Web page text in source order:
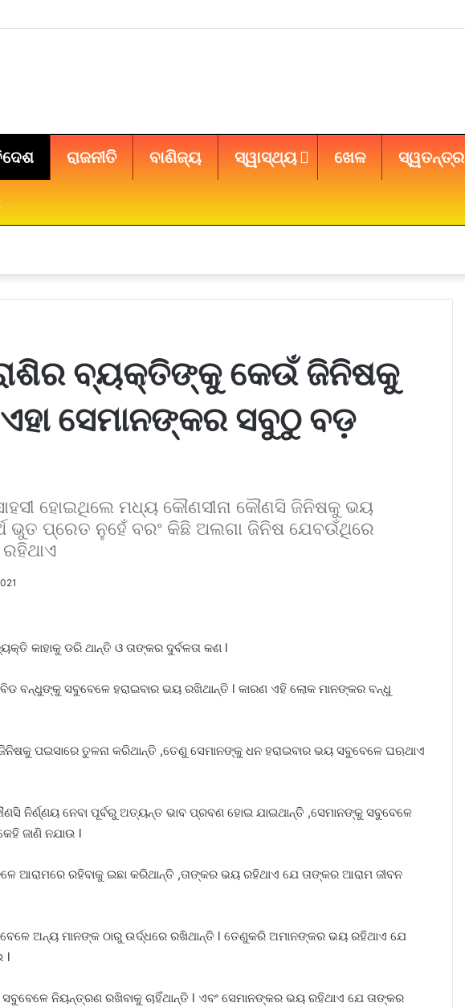
ରାଜନୀତି ବାଣିଜ୍ୟ ସ୍ୱାସ୍ଥ୍ୟ ଖେଳ ସ୍ୱତନ୍ତ୍ର
ବ୍ୟକ୍ତିଙ୍କୁ କେଉଁ ଜିନିଷକୁ
ସେମାନଙ୍କର ସବୁଠୁ ବଡ଼
ହୋଇଥିଲେ ମଧ୍ୟ କୌଣସୀନା କୌଣସି ଜିନିଷକୁ ଭୟ
ଭୁତ ପ୍ରେତ ନୁହେଁ ବରଂ କିଛି ଅଲଗା ଜିନିଷ ଯେବଉଁଥିରେ
କାହାକୁ ଡରି ଥାନ୍ତି ଓ ତାଙ୍କର ଦୁର୍ବଳତା କଣ l
ବନ୍ଧୁଙ୍କୁ ସବୁବେଳେ ହରାଇବାର ଭୟ ରଖିଥାନ୍ତି l କାରଣ ଏହି ଲୋକ ମାନଙ୍କର ବନ୍ଧୁ
ପଇସାରେ ତୁଳନା କରିଥାନ୍ତି ,ତେଣୁ ସେମାନଙ୍କୁ ଧନ ହରାଇବାର ଭୟ ସବୁବେଳେ ଘଋଥାଏ
ନିର୍ଣ୍ଣୟ ନେବା ପୂର୍ବରୁ ଅତ୍ୟନ୍ତ ଭାବ ପ୍ରବଣ ହୋଇ ଯାଇଥାନ୍ତି ,ସେମାନଙ୍କୁ ସବୁବେଳେ
ଜାଣି ନଯାଉ l
ଆରାମରେ ରହିବାକୁ ଇଛା କରିଥାନ୍ତି ,ତାଙ୍କର ଭୟ ରହିଥାଏ ଯେ ତାଙ୍କର ଆରାମ ଜୀବନ
ଅନ୍ୟ ମାନଙ୍କ ଠାରୁ ଉର୍ଦ୍ଧରେ ରଖିଥାନ୍ତି l ତେଣୁକରି ଅମାନଙ୍କର ଭୟ ରହିଥାଏ ଯେ
l
ନିୟନ୍ତ୍ରଣ ରଖିବାକୁ ଚାହିଁଥାନ୍ତି l ଏବଂ ସେମାନଙ୍କର ଭୟ ରହିଥାଏ ଯେ ତାଙ୍କର